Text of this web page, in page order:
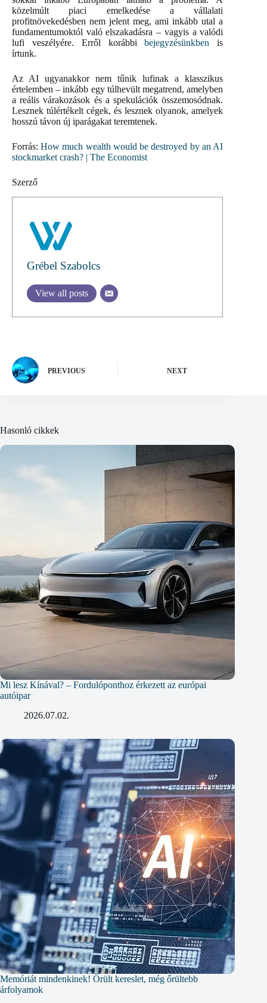
közelmúlt piaci emelkedése a vállalati
profitnövekedésben nem jelent meg, ami inkább utal a
fundamentumoktól való elszakadásra – vagyis a valódi
lufi veszélyére. Erről korábbibejegyzésünkben is
írtunk.
Az AI ugyanakkor nem tűnik lufinak a klasszikus
értelemben – inkább egy túlhevült megatrend, amelyben
a reális várakozások és a spekulációk összemosódnak.
Lesznek túlértékelt cégek, és lesznek olyanok, amelyek
hosszú távon új iparágakat teremtenek.
Forrás:How much wealth would be destroyed by an AI
stockmarket crash? | The Economist
Szerző
Grébel Szabolcs
View all posts
PREVIOUS NEXT
Hasonló cikkek
Mi lesz Kínával? – Fordulóponthoz érkezett az európai
autóipar
2026.07.02.
Memóriát mindenkinek! Őrült kereslet, még őrültebb
árfolyamok